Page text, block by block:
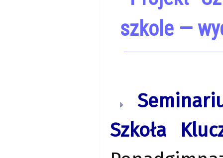
szkole —
Szkoła